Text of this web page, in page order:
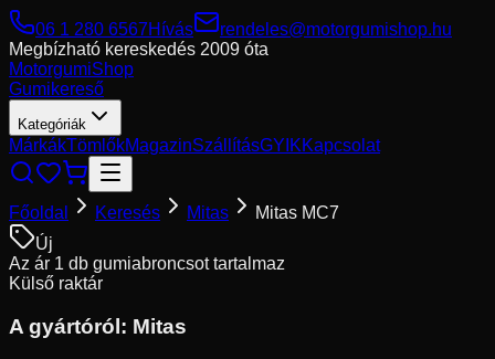
06 1 280 6567Hívás
rendeles@motorgumishop.hu
Megbízható kereskedés 2009 óta
MotorgumiShop
Gumikereső
Kategóriák
MárkákTömlőkMagazinSzállításGYIKKapcsolat
Főoldal Keresés Mitas
Mitas MC7
Új
Az ár 1 db gumiabroncsot tartalmaz
Külső raktár
A gyártóról: Mitas